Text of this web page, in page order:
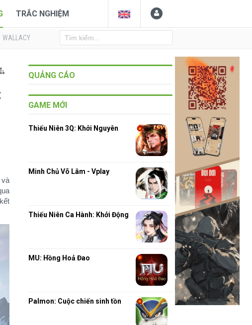
TRẮC NGHIỆM
WALLACY
QUẢNG CÁO
GAME MỚI
Thiếu Niên 3Q: Khởi Nguyên
Minh Chủ Võ Lâm - Vplay
Thiếu Niên Ca Hành: Khởi Động
MU: Hồng Hoả Đao
Palmon: Cuộc chiến sinh tồn